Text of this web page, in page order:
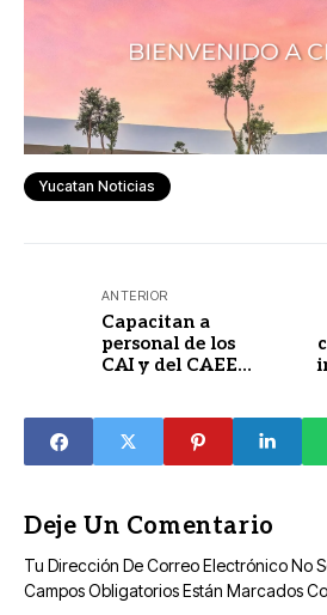
Yucatan Noticias
ANTERIOR
Capacitan a
personal de los
CAI y del CAEE
emergencias
Deje Un Comentario
Tu Dirección De Correo Electrónico No
Campos Obligatorios Están Marcados